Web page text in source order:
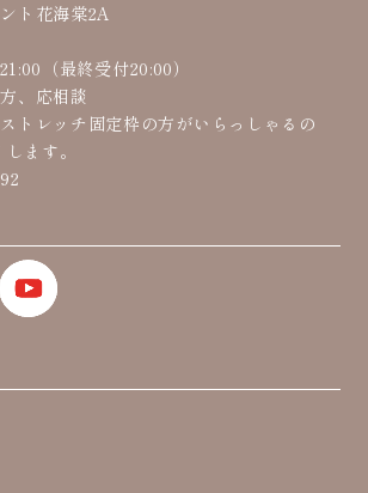
ト花海棠2A
（最終受付20:00）
、応相談
トレッチ固定枠の方がいらっしゃるの
ます。